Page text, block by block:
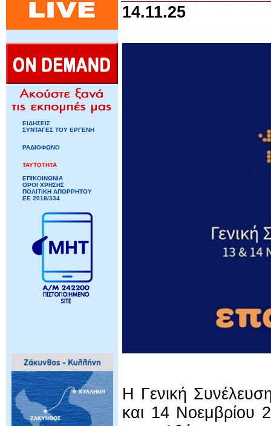
ΕΙΔΗΣΕΙΣ
ΣΥΝΤΑΓΕΣ ΤΟΥ ΕΡΓΕΝΗ
ΡΑΔΙΟΦΩΝΟ
ΤΑΥΤΟΤΗΤΑ
ΕΠΙΚΟΙΝΩΝΙΑ
ΟΡΟΙ ΧΡΗΣΗΣ
ΠΟΛΙΤΙΚΗ ΑΠΟΡΡΗΤΟΥ
ΕΕ 2018/334
14.11.25
Η Γενική
και 14 Νοεμβρίου